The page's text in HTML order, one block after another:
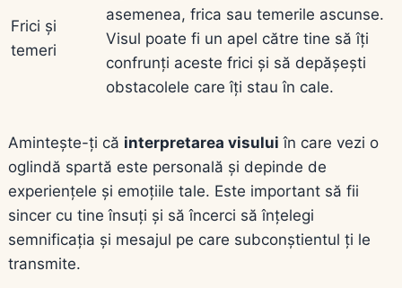
Frici și
temeri
asemenea, frica sau temerile ascunse.
Visul poate fi un apel către tine să îți
confrunți aceste frici și să depășești
obstacolele care îți stau în cale.
Amintește-ți că interpretarea visului în care vezi o
oglindă spartă este personală și depinde de
experiențele și emoțiile tale. Este important să fii
sincer cu tine însuți și să încerci să înțelegi
semnificația și mesajul pe care subconștientul ți le
transmite.